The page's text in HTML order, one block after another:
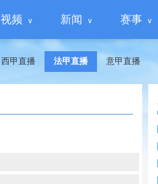
视频 新闻 赛事
西甲直播 法甲直播 意甲直播